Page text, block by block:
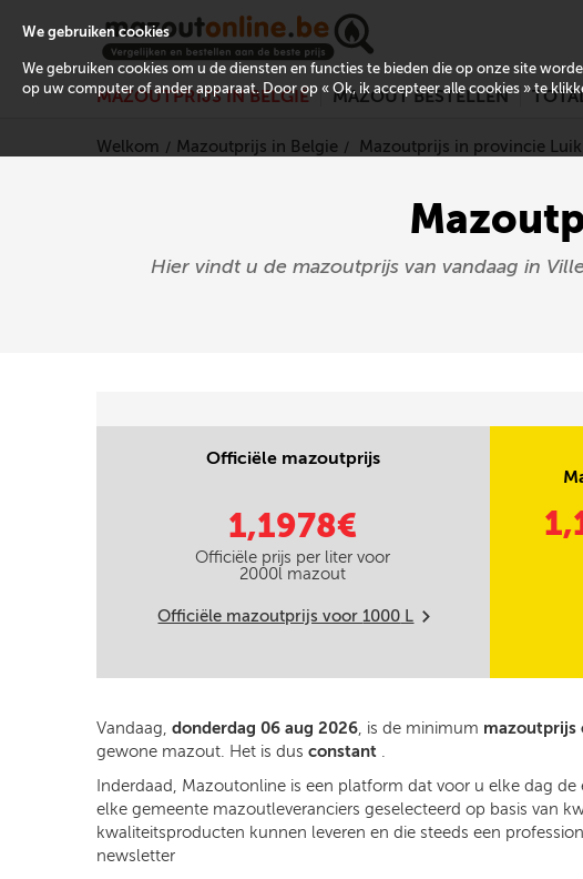
MAZOUTPRIJS IN BELGIË MAZOUT BESTELLEN
Welkom Mazoutprijs in Belgie Mazoutprijs in provincie Luik
Hier vindt u de mazoutprijs van vandaag in
Officiële mazoutprijs
1,1978€
Officiële prijs per liter voor
2000l mazout
Officiële mazoutprijs voor1000 L m
Vandaag, donderdag 06 aug 2026, is de minimum mazoutprijs
gewone mazout. Het is dus constant .
Inderdaad, Mazoutonline is een platform dat voor u elke dag
elke gemeente mazoutleveranciers geselecteerd op basis van
kwaliteitsproducten kunnen leveren en die steeds een
newsletter
We gebruiken cookies
We gebruiken cookies om u de diensten en functies te bieden die op onze site
op uw computer of ander apparaat. Door op « Ok, ik accepteer alle cookies » te